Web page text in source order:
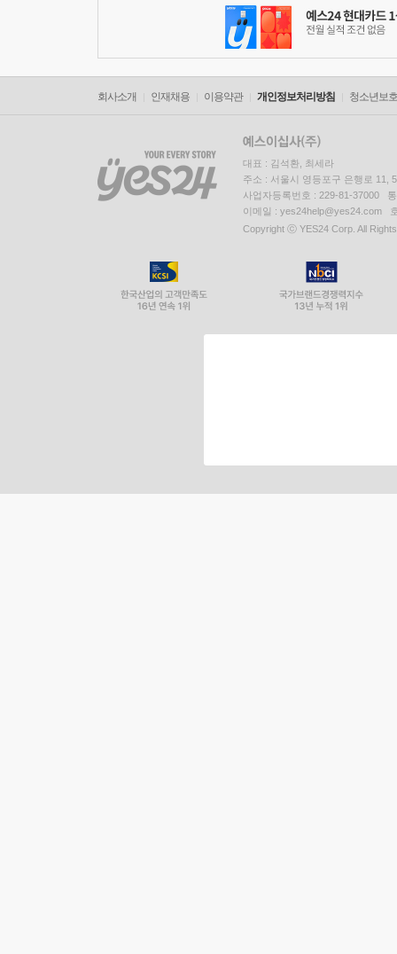
회사소개 인재채용 이용약관 개인정보처리방침 청소년보
대표 : 김석환, 최세라
주소 : 서울시 영등포구 은행로 11,
사업자등록번호 : 229-81-37000
이메일 : yes24help@yes24.com
Copyright ⓒ YES24 Corp. All